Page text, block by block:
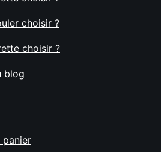
choisir ?
choisir ?
blog
panier